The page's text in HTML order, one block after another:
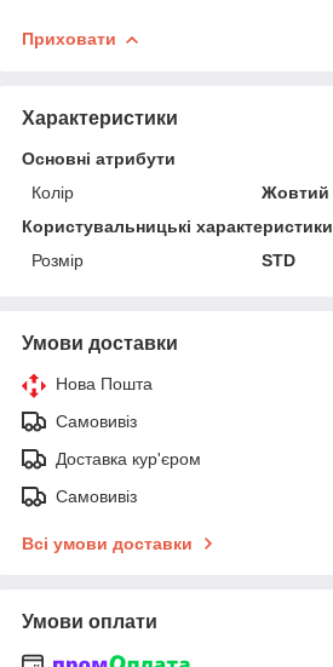
Приховати
Характеристики
Основні атрибути
Колір
Жовтий
Користувальницькі характеристики
Розмір
STD
Умови доставки
Нова Пошта
Самовивіз
Доставка кур'єром
Самовивіз
Всі умови доставки
Умови оплати